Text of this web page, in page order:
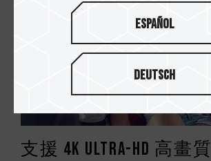
支援 4K Ultra-HD 高畫質
Español
Deutsch